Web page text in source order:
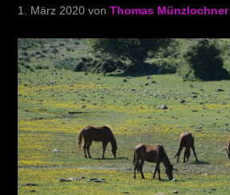
1. März 2020 vonThomas Münzlochner